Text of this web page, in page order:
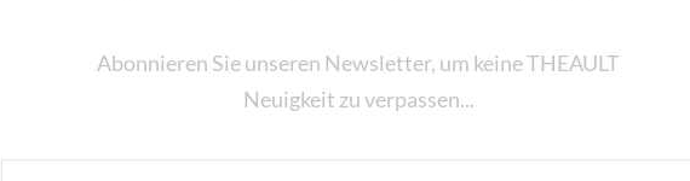
Abonnieren Sie unseren Newsletter, um keine THEAULT
Neuigkeit zu verpassen...